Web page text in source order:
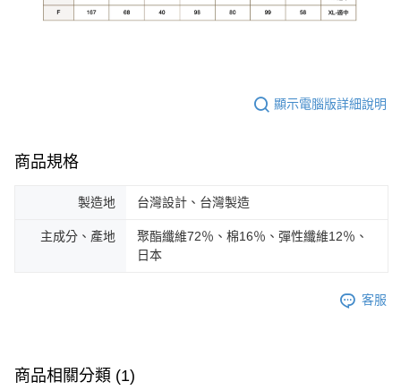
顯示電腦版詳細說明
商品規格
製造地 台灣設計、台灣製造
主成分、產地
聚酯纖維72％、棉16％、彈性纖維12％、
日本
客服
商品相關分類 (1)